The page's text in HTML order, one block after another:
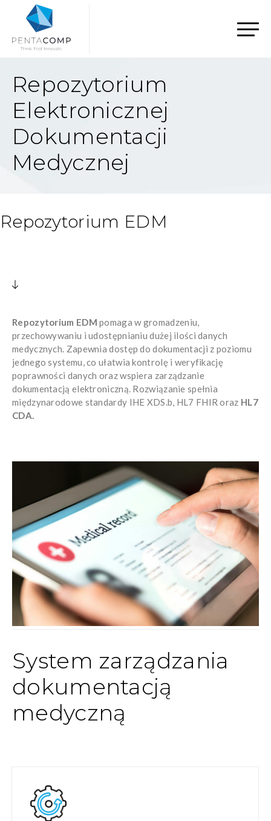
Repozytorium
Elektronicznej
Dokumentacji
Medycznej
Repozytorium EDM
Repozytorium EDM pomaga w gromadzeniu,
przechowywaniu i udostępnianiu dużej ilości danych
medycznych. Zapewnia dostęp do dokumentacji z poziomu
jednego systemu, co ułatwia kontrolę i weryfikację
poprawności danych oraz wspiera zarządzanie
dokumentacją elektroniczną. Rozwiązanie spełnia
międzynarodowe standardy IHE XDS.b, HL7 FHIR oraz HL7
CDA.
System zarządzania
dokumentacją
medyczną